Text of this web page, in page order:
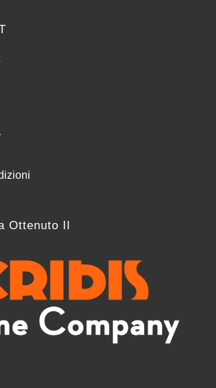
Ottenuto Il